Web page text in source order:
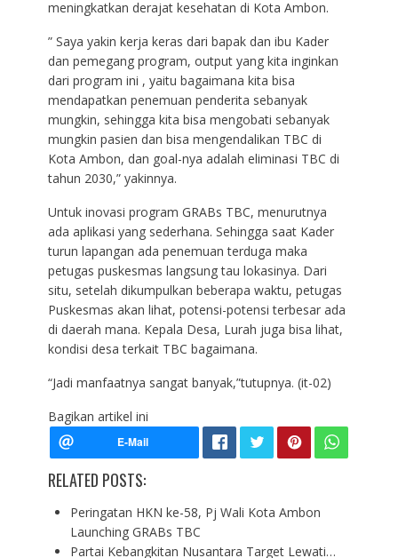
meningkatkan derajat kesehatan di Kota Ambon.
” Saya yakin kerja keras dari bapak dan ibu Kader
dan pemegang program, output yang kita inginkan
dari program ini , yaitu bagaimana kita bisa
mendapatkan penemuan penderita sebanyak
mungkin, sehingga kita bisa mengobati sebanyak
mungkin pasien dan bisa mengendalikan TBC di
Kota Ambon, dan goal-nya adalah eliminasi TBC di
tahun 2030,” yakinnya.
Untuk inovasi program GRABs TBC, menurutnya
ada aplikasi yang sederhana. Sehingga saat Kader
turun lapangan ada penemuan terduga maka
petugas puskesmas langsung tau lokasinya. Dari
situ, setelah dikumpulkan beberapa waktu, petugas
Puskesmas akan lihat, potensi-potensi terbesar ada
di daerah mana. Kepala Desa, Lurah juga bisa lihat,
kondisi desa terkait TBC bagaimana.
“Jadi manfaatnya sangat banyak,”tutupnya. (it-02)
Bagikan artikel ini
RELATED POSTS:
Peringatan HKN ke-58, Pj Wali Kota Ambon
Launching GRABs TBC
Partai Kebangkitan Nusantara Target Lewati…